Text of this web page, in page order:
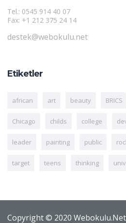
Tel.: 0545 914 40 07
Fax: +1 212 375 24 14
destek@webokulu.net
Etiketler
african art beauty BRICS
Chicago childs college
leader painting public
target teens thinking
Copyright © 2020